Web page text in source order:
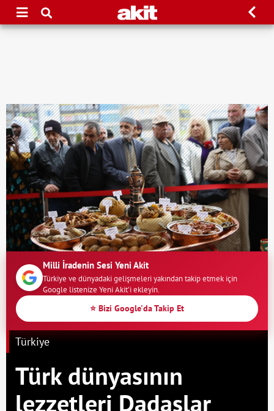
Milli İradenin Sesi Yeni Akit
Türkiye ve dünyadaki gelişmeleri yakından takip etmek için
Google listenize Yeni Akit'i ekleyin.
⭐ Bizi Google'da Takip Et
Türkiye
Türk dünyasının
lezzetleri Dadaşlar